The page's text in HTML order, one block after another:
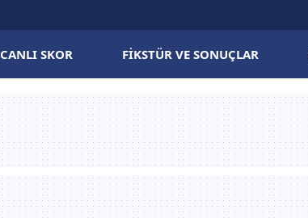
CANLI SKOR FIKSTÜR VE SONUÇLAR